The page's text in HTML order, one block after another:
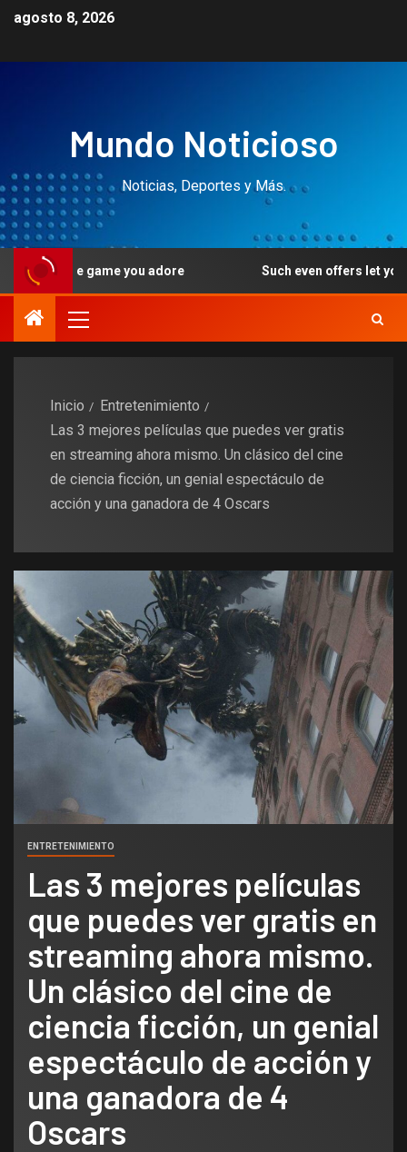
agosto 8, 2026
Mundo Noticioso
Noticias, Deportes y Más.
you adore Such even offers let you discuss slots
Inicio
Entretenimiento
Las 3 mejores películas que puedes ver gratis
en streaming ahora mismo. Un clásico del cine
de ciencia ficción, un genial espectáculo de
acción y una ganadora de 4 Oscars
ENTRETENIMIENTO
Las 3 mejores películas
que puedes ver gratis en
streaming ahora mismo.
Un clásico del cine de
ciencia ficción, un genial
espectáculo de acción y
una ganadora de 4
Oscars